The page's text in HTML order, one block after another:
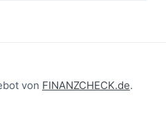
von FINANZCHECK.de.